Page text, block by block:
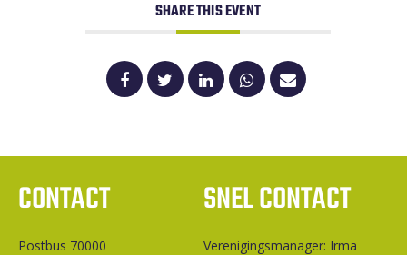
SHARE THIS EVENT
CONTACT
Postbus 70000
SNEL CONTACT
Ver­e­ni­gings­ma­na­ger: Irma